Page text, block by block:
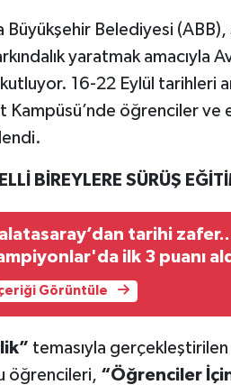
Büyükşehir Belediyesi
yaratmak amacıyla
16-22 Eylül tarihleri
Kampüsü’nde öğrenciler
BİREYLERE SÜRÜŞ
tarihi
ilk 3 puanı
Görüntüle
temasıyla
öğrencileri, “Öğrenciler